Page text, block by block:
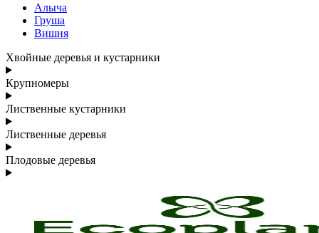
Алыча
Груша
Вишня
Хвойные деревья и кустарники
Крупномеры
Лиственные кустарники
Лиственные деревья
Плодовые деревья